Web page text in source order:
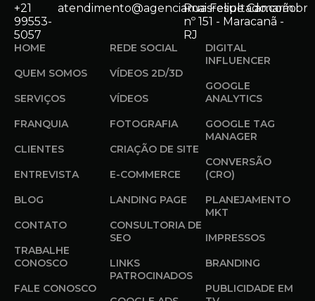
+21
99553-
5057
atendimento@agenciamaisresultado.com.br
Rua Felipe Camarão
nº 151 - Maracanã -
RJ
HOME
QUEM SOMOS
SERVIÇOS
FRANQUIA
CLIENTES
ENTREVISTA
BLOG
CONTATO
TRABALHE
CONOSCO
FALE CONOSCO
REDE SOCIAL
VÍDEOS 2D/3D
VÍDEOS
FOTOGRAFIA
CRIAÇÃO DE SITE
E-COMMERCE
LANDING PAGE
CONSULTORIA DE
SEO
LINKS
PATROCINADOS
DIGITAL
INFLUENCER
GOOGLE
ANALYTICS
GOOGLE TAG
MANAGER
CONVERSÃO
(CRO)
PLANEJAMENTO
MKT
IMPRESSOS
BRANDING
PUBLICIDADE EM